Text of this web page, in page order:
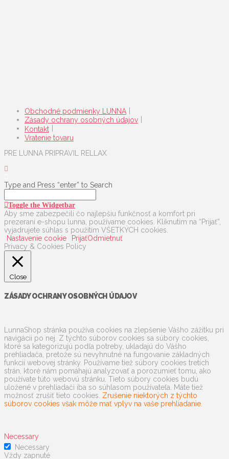
Obchodné podmienky LUNNA
Zásady ochrany osobných údajov
Kontakt
Vratenie tovaru
PRE LUNNA PRIPRAVIL RELLAX
Type and Press “enter” to Search
Toggle the Widgetbar
Aby sme zabezpečili čo najlepšiu funkčnosť a komfort pri
prezeraní e-shopu lunna, používame cookies. Kliknutím na “Prijať”,
vyjadrujete súhlas s použitím VŠETKÝCH cookies.
Nastavenie cookie
PrijaťOdmietnuť
Privacy & Cookies Policy
Close
ZÁSADY OCHRANY OSOBNÝCH ÚDAJOV
LunnaShop stránka používa cookies na zlepšenie Vášho zážitku pri
navigácii po nej. Z týchto súborov cookies sa súbory cookies,
ktoré sa kategorizujú podľa potreby, ukladajú do Vášho
prehliadača, pretože sú nevyhnutné na fungovanie základných
funkcií webovej stránky. Používame tiež súbory cookies tretích
strán, ktoré nám pomáhajú analyzovať a porozumieť tomu, ako
používate túto webovú stránku. Tieto súbory cookies budú
uložené v prehliadači iba so súhlasom používateľa. Máte tiež
možnosť zrušiť tieto cookies. Zrušenie niektorých z týchto
súborov cookies však môže mať vplyv na vaše prehliadanie.
Necessary
Necessary
Vždy zapnuté